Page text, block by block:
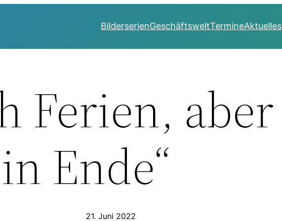
BilderserienGeschäftsweltTermineAktuelles
Ferien, aber
Ende“
21. Juni 2022